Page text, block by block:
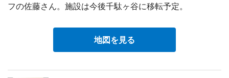
フの佐藤さん。施設は今後千駄ヶ谷に移転予定。
地図を見る